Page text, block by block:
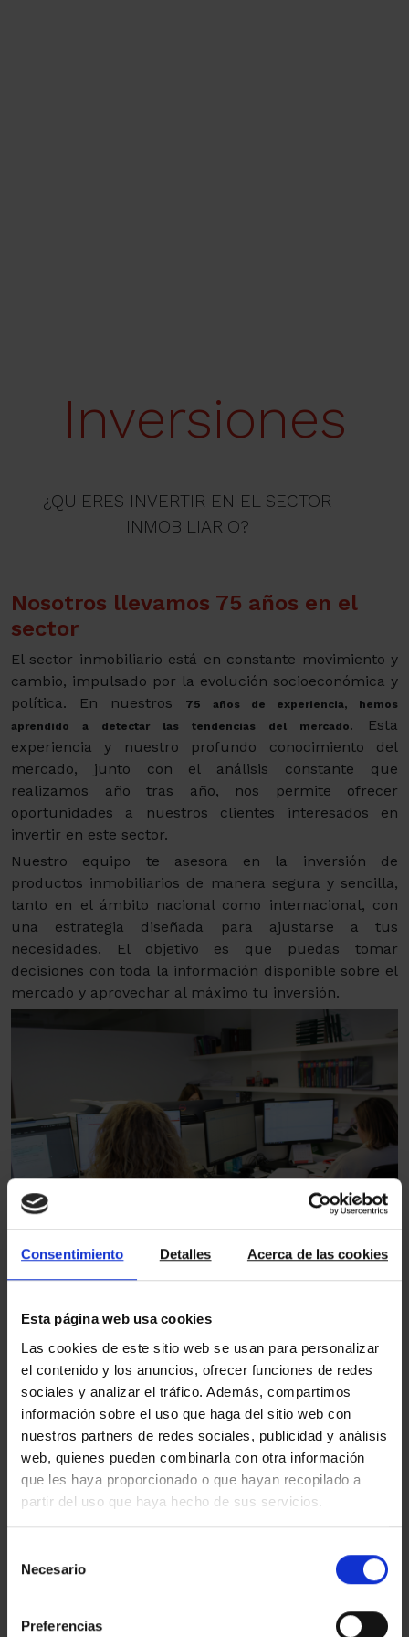
Consentimiento Detalles Acerca de las cookies
Esta página web usa cookies
Las cookies de este sitio web se usan para personalizar
el contenido y los anuncios, ofrecer funciones de redes
sociales y analizar el tráfico. Además, compartimos
información sobre el uso que haga del sitio web con
nuestros partners de redes sociales, publicidad y análisis
web, quienes pueden combinarla con otra información
que les haya proporcionado o que hayan recopilado a
partir del uso que haya hecho de sus servicios.
Necesario
Preferencias
Inversiones
¿QUIERES INVERTIR EN EL SECTOR
INMOBILIARIO?
Nosotros llevamos 75 años en el
sector
El sector inmobiliario está en constante movimiento y
cambio, impulsado por la evolución socioeconómica y
política. En nuestros
75 años de experiencia, hemos
aprendido a detectar las tendencias del mercado.
Esta
experiencia y nuestro profundo conocimiento del
mercado, junto con el análisis constante que
realizamos año tras año, nos permite ofrecer
oportunidades a nuestros clientes interesados en
invertir en este sector.
Nuestro equipo te asesora en la inversión de
productos inmobiliarios de manera segura y sencilla,
tanto en el ámbito nacional como internacional, con
una estrategia diseñada para ajustarse a tus
necesidades. El objetivo es que puedas tomar
decisiones con toda la información disponible sobre el
mercado y aprovechar al máximo tu inversión.
con nuestro equipo de profesionales